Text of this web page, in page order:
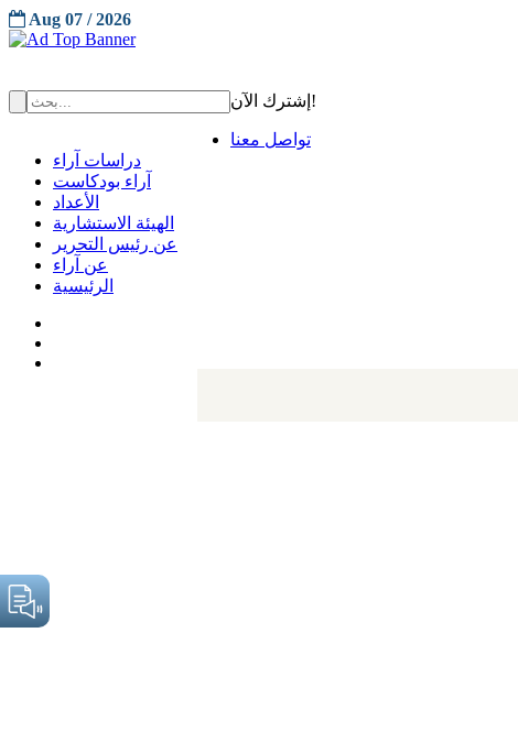
Aug 07 / 2026
إشترك الآن!
تواصل معنا
دراسات آراء
آراء بودكاست
الأعداد
الهيئة الاستشارية
عن رئيس التحرير
عن آراء
الرئيسية